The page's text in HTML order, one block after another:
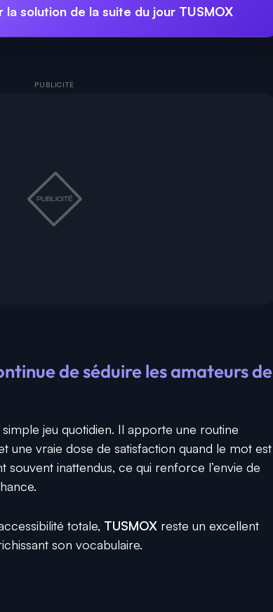
la solution de la suite du jour TUSMOX
de séduire les amateurs de
simple jeu quotidien. Il apporte une routine
une vraie dose de satisfaction quand le mot est
inattendus, ce qui renforce l’envie de
totale, TUSMOX reste un excellent
son vocabulaire.